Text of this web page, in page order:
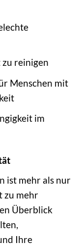
reinigen
Menschen mit
im
ist mehr als nur
zu mehr
Überblick
Ihre